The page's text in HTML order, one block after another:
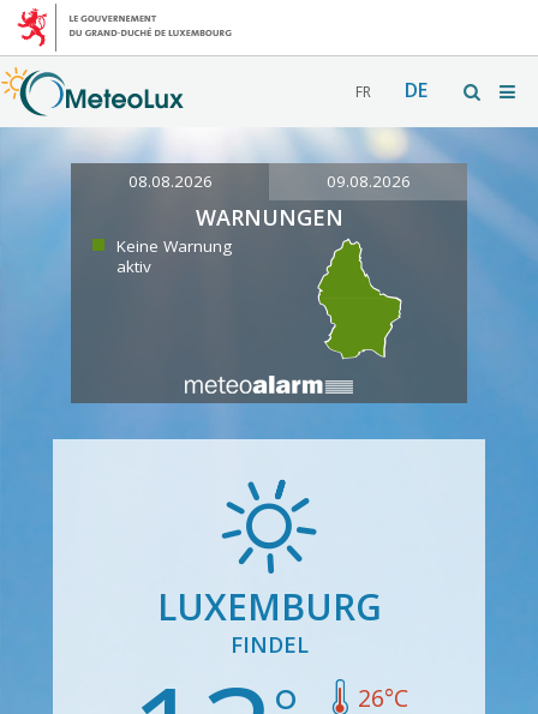
FR DE
08.08.2026 09.08.2026
WARNUNGEN
Keine Warnung
aktiv
LUXEMBURG
FINDEL
26°C